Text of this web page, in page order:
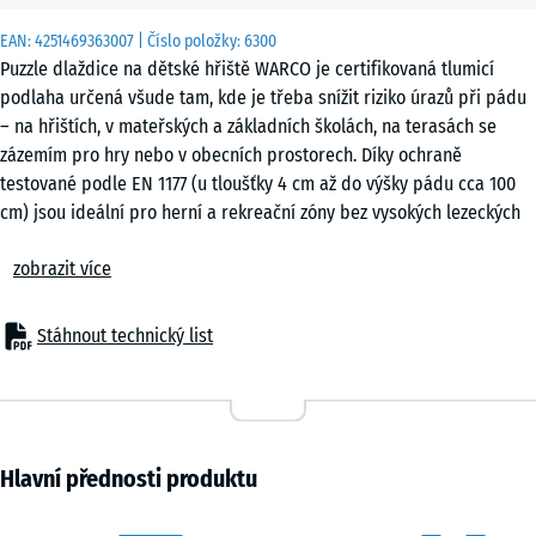
EAN:4251469363007 | Číslo položky:6300
Puzzle dlaždice na dětské hřiště WARCO je certifikovaná tlumicí
podlaha určená všude tam, kde je třeba snížit riziko úrazů při pádu
– na hřištích, v mateřských a základních školách, na terasách se
zázemím pro hry nebo v obecních prostorech. Díky ochraně
testované podle EN 1177 (u tloušťky 4 cm až do výšky pádu cca 100
cm) jsou ideální pro herní a rekreační zóny bez vysokých lezeckých
nebo ve fitness zónách představují puzzle dlaždice osvědčenou
Typické použití
– Herní plochy pro malé děti, balanční a pohybové zóny
– Terasy s herními prvky nebo odpočinkové plochy
– Domovy seniorů, rehabilitační a terapeutická zařízení
Materiál & konstrukce
zobrazit více
Stáhnout technický list
cm
|
0,25
m²
50
50
cm
- 68,00 Kč
Hlavní přednosti produktu